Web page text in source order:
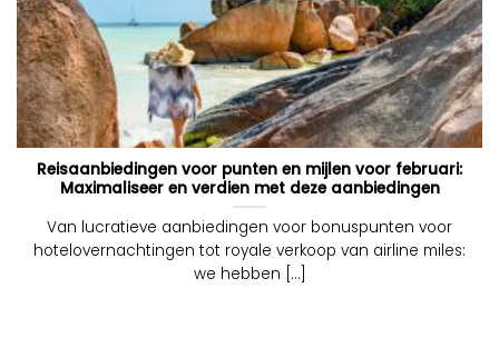
Reisaanbiedingen voor punten en mijlen voor februari:
Maximaliseer en verdien met deze aanbiedingen
Van lucratieve aanbiedingen voor bonuspunten voor
hotelovernachtingen tot royale verkoop van airline miles:
we hebben [...]